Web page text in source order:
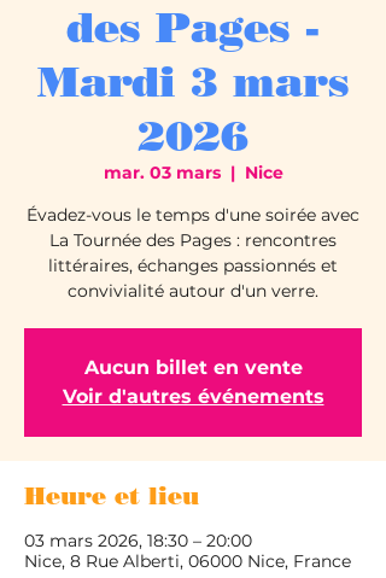
des Pages -
Mardi 3 mars
2026
mar. 03 mars
  |
Nice
Évadez-vous le temps d'une soirée avec
La Tournée des Pages : rencontres
littéraires, échanges passionnés et
convivialité autour d'un verre.
Aucun billet en vente
Voir d'autres événements
Heure et lieu
03 mars 2026, 18:30 – 20:00
Nice, 8 Rue Alberti, 06000 Nice, France